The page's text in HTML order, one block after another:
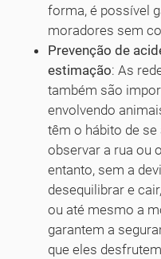
forma, é possível
moradores sem
Prevenção de
estimação: As
também são
envolvendo
têm o hábito de
observar a rua ou
entanto, sem a
desequilibrar e
ou até mesmo a
garantem a
que eles